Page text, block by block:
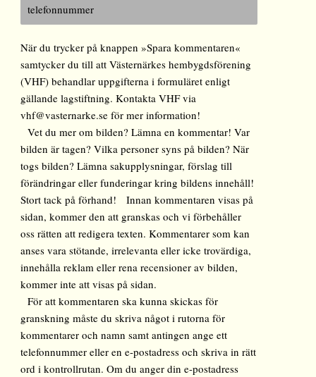
telefonnummer
När du trycker på knappen »Spara kommentaren«
samtycker du till att Västernärkes hembygdsförening
(VHF) behandlar uppgifterna i formuläret enligt
gällande lagstiftning. Kontakta VHF via
vhf@vasternarke.se för mer information!
Vet du mer om bilden? Lämna en kommentar! Var
bilden är tagen? Vilka personer syns på bilden? När
togs bilden? Lämna sakupplysningar, förslag till
förändringar eller funderingar kring bildens innehåll!
Stort tack på förhand! Innan kommentaren visas på
sidan, kommer den att granskas och vi förbehåller
oss rätten att redigera texten. Kommentarer som kan
anses vara stötande, irrelevanta eller icke trovärdiga,
innehålla reklam eller rena recensioner av bilden,
kommer inte att visas på sidan.
För att kommentaren ska kunna skickas för
granskning måste du skriva något i rutorna för
kommentarer och namn samt antingen ange ett
telefonnummer eller en e-postadress och skriva in rätt
ord i kontrollrutan. Om du anger din e-postadress